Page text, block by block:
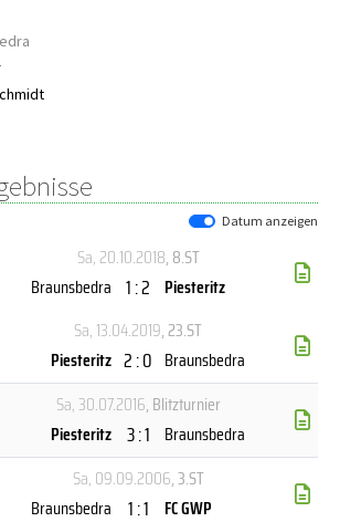
Datum anzeigen
Sa, 20.10.2018, 8.ST
Braunsbedra 1 : 2 Piesteritz
Sa, 13.04.2019, 23.ST
Piesteritz 2 : 0 Braunsbedra
Sa, 30.07.2016, Blitzturnier
Piesteritz 3 : 1 Braunsbedra
Sa, 09.09.2006, 3.ST
Braunsbedra
1 : 1
FC GWP